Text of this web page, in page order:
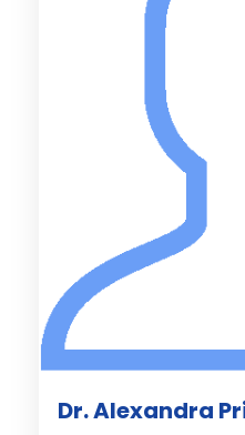
Dr. Alexandra